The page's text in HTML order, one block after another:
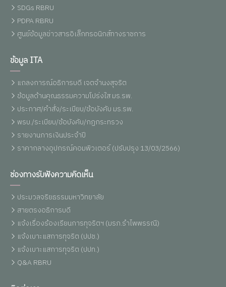
SDGs RBRU
PDPA RBRU
ศูนย์ข้อมูลข่าวสารอิเล็กทรอนิกส์ทางราชการ
ข้อมูล ITA
แถลงการณ์อธิการบดี เจตจำนงสุจริต
ข้อมูลด้านคุณธรรมความโปร่งใส มร.รพ.
ประกาศ/คำสั่ง/ระเบียบ/ข้อบังคับ มร.รพ.
พรบ./ระเบียบ/ข้อบังคับ/กฏกระทรวง
รายงานการเงินประจำปี
ราคากลางอุปกรณ์คอมพิวเตอร์ (ปรับปรุง 13/03/2566)
ช่องทางรับฟังความคิดเห็น
ประมวลจริยธรรมมหาวิทยาลัย
สายตรงอธิการบดี
แจ้งเรื่องร้องเรียนการทุจริตฯ (มรภ.รำไพพรรณี)
แจ้งเบาะแสการทุจริต (ปปช.)
แจ้งเบาะแสการทุจริต (ปปท.)
Q&A RBRU